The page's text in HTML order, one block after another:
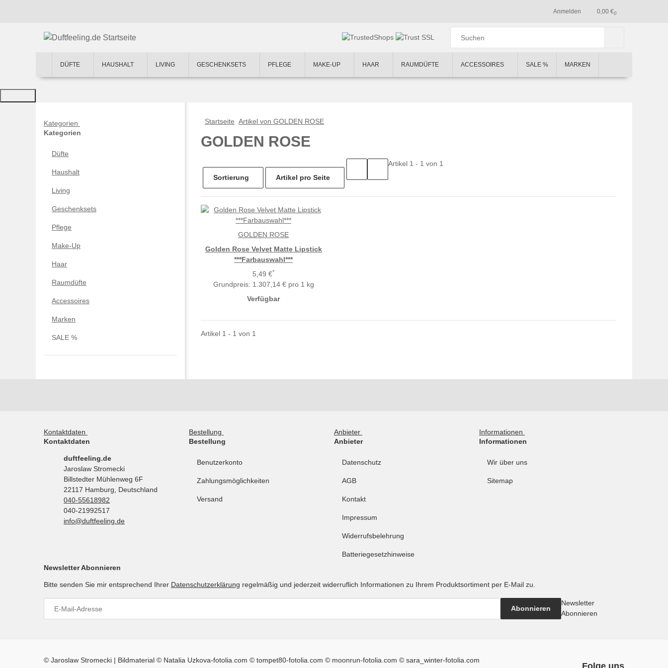
Anmelden 0
0,00 €
DÜFTE HAUSHALT LIVING GESCHENKSETS PFLEGE MAKE-UP HAAR RAUMDÜFTE ACCESSOIRES SALE % MARKEN
Startseite Artikel von GOLDEN ROSE
GOLDEN ROSE
Sortierung Artikel pro Seite
Artikel 1 - 1 von 1
Golden Rose Velvet Matte Lipstick
***Farbauswahl***
5,49 €*
Grundpreis: 1.307,14 € pro 1 kg
Verfügbar
GOLDEN ROSE
Artikel 1 - 1 von 1
Kategorien
Kategorien
Düfte
Haushalt
Living
Geschenksets
Pflege
Make-Up
Haar
Raumdüfte
Accessoires
Marken
SALE %
Kontaktdaten
Kontaktdaten
duftfeeling.de
Jaroslaw Stromecki
Billstedter Mühlenweg 6F
22117 Hamburg, Deutschland
040-55618982
040-21992517
info@duftfeeling.de
Bestellung
Bestellung
Benutzerkonto
Zahlungsmöglichkeiten
Versand
Anbieter
Anbieter
Datenschutz
AGB
Kontakt
Impressum
Widerrufsbelehrung
Batteriegesetzhinweise
Informationen
Informationen
Wir über uns
Sitemap
Newsletter Abonnieren
Bitte senden Sie mir entsprechend Ihrer Datenschutzerklärung regelmäßig und jederzeit widerruflich Informationen zu Ihrem Produktsortiment per E-Mail zu.
Abonnieren
Newsletter
Abonnieren
© Jaroslaw Stromecki | Bildmaterial © Natalia Uzkova-fotolia.com © tompet80-fotolia.com © moonrun-fotolia.com © sara_winter-fotolia.com
Folge uns